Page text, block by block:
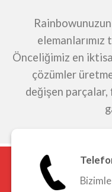
Önceliğimiz en
çözümler
değişen parçalar,